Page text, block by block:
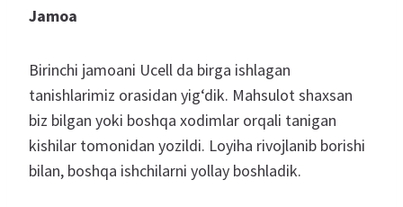
Jamoa
Birinchi jamoani Ucell da birga ishlagan
tanishlarimiz orasidan yig‘dik. Mahsulot shaxsan
biz bilgan yoki boshqa xodimlar orqali tanigan
kishilar tomonidan yozildi. Loyiha rivojlanib borishi
bilan, boshqa ishchilarni yollay boshladik.